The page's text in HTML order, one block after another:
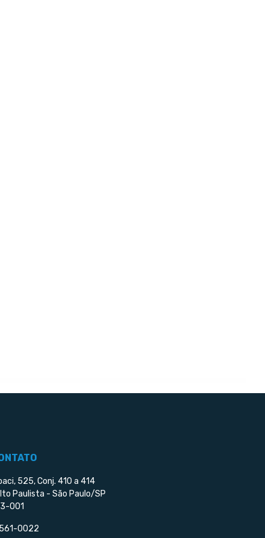
525, Conj. 410 a 414
Paulista - São Paulo/SP
001
0022